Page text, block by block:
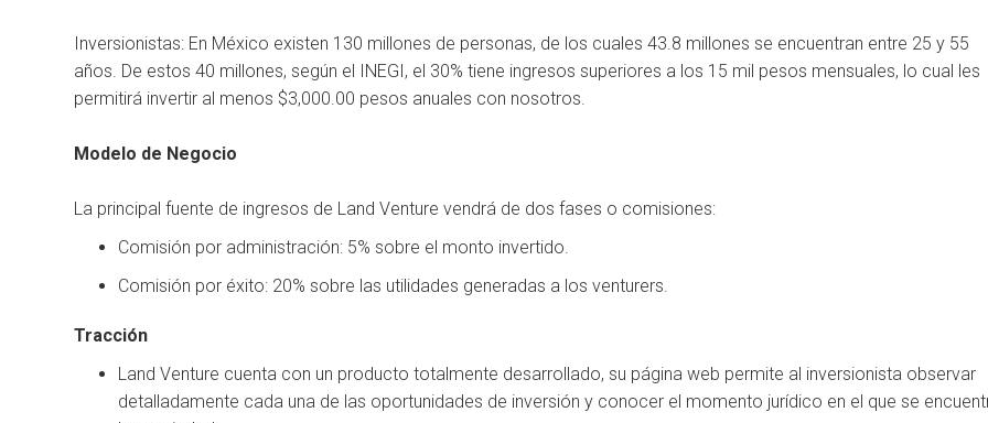
Inversionistas: En México existen 130 millones de personas, de los cuales 43.8 millones se encuentran entre 25 y 55
años. De estos 40 millones, según el INEGI, el 30% tiene ingresos superiores a los 15 mil pesos mensuales, lo cual les
permitirá invertir al menos $3,000.00 pesos anuales con nosotros.
Modelo de Negocio
La principal fuente de ingresos de Land Venture vendrá de dos fases o comisiones:
Comisión por administración: 5% sobre el monto invertido.
Comisión por éxito: 20% sobre las utilidades generadas a los venturers.
Tracción
Land Venture cuenta con un producto totalmente desarrollado, su página web permite al inversionista observar
detalladamente cada una de las oportunidades de inversión y conocer el momento jurídico en el que se